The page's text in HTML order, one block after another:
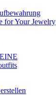
for Your Jewelry